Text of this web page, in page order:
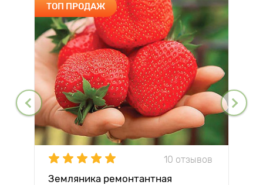
ТОП ПРОДАЖ
10 отзывов
Земляника ремонтантная